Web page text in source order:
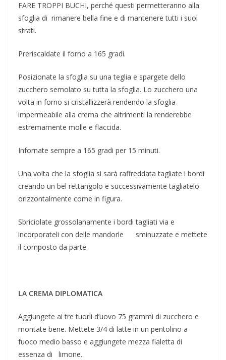
FARE TROPPI BUCHI, perché questi permetteranno alla
sfoglia di rimanere bella fine e di mantenere tutti i suoi
strati.
Preriscaldate il forno a 165 gradi.
Posizionate la sfoglia su una teglia e spargete dello
zucchero semolato su tutta la sfoglia. Lo zucchero una
volta in forno si cristallizzerà rendendo la sfoglia
impermeabile alla crema che altrimenti la renderebbe
estremamente molle e flaccida.
Infornate sempre a 165 gradi per 15 minuti.
Una volta che la sfoglia si sarà raffreddata tagliate i bordi
creando un bel rettangolo e successivamente tagliatelo
orizzontalmente come in figura.
Sbriciolate grossolanamente i bordi tagliati via e
incorporateli con delle mandorle sminuzzate e mettete
il composto da parte.
LA CREMA DIPLOMATICA
Aggiungete ai tre tuorli d’uovo 75 grammi di zucchero e
montate bene. Mettete 3/4 di latte in un pentolino a
fuoco medio basso e aggiungete mezza fialetta di
essenza di limone.